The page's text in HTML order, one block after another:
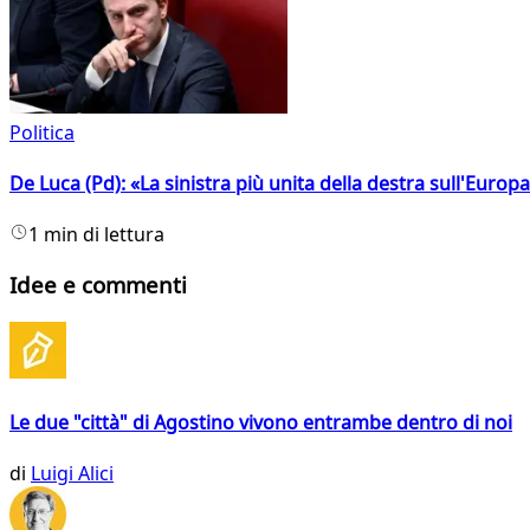
Politica
De Luca (Pd): «La sinistra più unita della destra
1 min di lettura
Idee e commenti
Le due "città" di Agostino vivono entrambe dentro di noi
di Luigi Alici